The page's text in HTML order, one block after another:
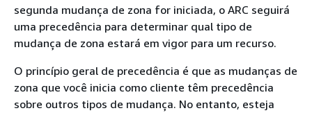
segunda mudança de zona for iniciada, o ARC seguirá
uma precedência para determinar qual tipo de
mudança de zona estará em vigor para um recurso.
O princípio geral de precedência é que as mudanças de
zona que você inicia como cliente têm precedência
sobre outros tipos de mudança. No entanto, esteja